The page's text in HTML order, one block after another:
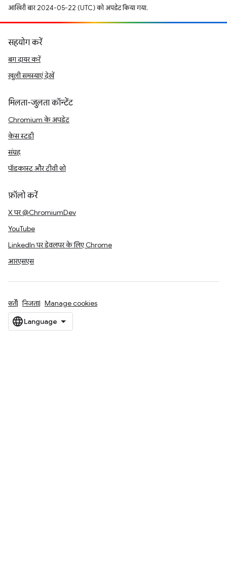
आखिरी बार 2024-05-22 (UTC) को अपडेट किया गया.
सहयोग करें
बग दायर करें
खुली समस्याएं देखें
मिलता-जुलता कॉन्टेंट
Chromium के अपडेट
केस स्टडी
संग्रह
पॉडकास्ट और टीवी शो
फ़ॉलो करें
X पर @ChromiumDev
YouTube
LinkedIn पर डेवलपर के लिए Chrome
आरएसएस
शर्तें निजता Manage cookies